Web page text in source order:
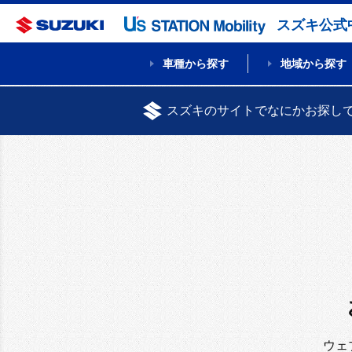
スズキ公式
車種から探す 地域から探す
スズキのサイトでなにかお探し
ウェ